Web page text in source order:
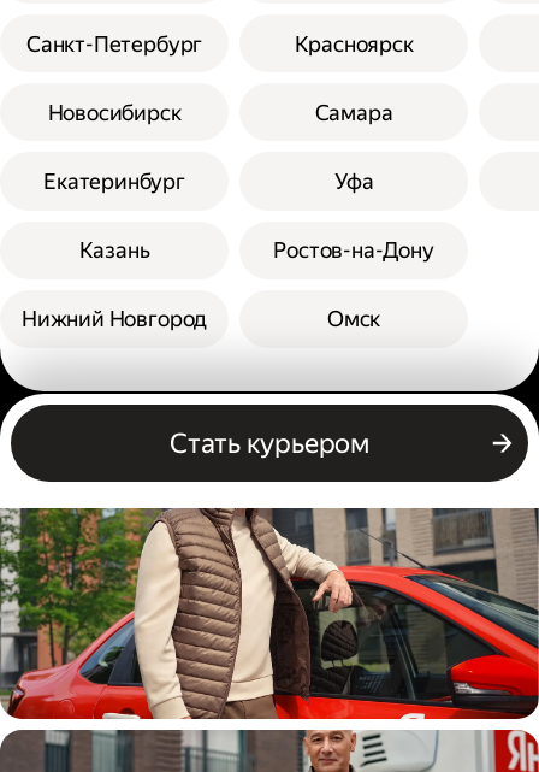
Санкт-Петербург
Новосибирск
Екатеринбург
Казань
Нижний Новгород
Красноярск
Самара
Уфа
Ростов-на-Дону
Омск
Стать курьером
Другие профессии
Автокурьер